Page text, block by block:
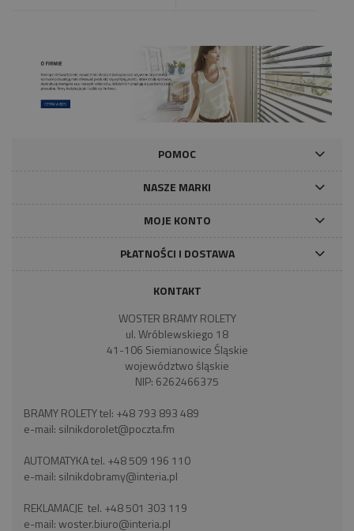
POMOC
NASZE MARKI
MOJE KONTO
PŁATNOŚCI I DOSTAWA
KONTAKT
WOSTER BRAMY ROLETY
ul. Wróblewskiego 18
41-106 Siemianowice Śląskie
województwo śląskie
NIP: 6262466375
BRAMY ROLETY tel: +48 793 893 489
e-mail: silnikdorolet@poczta.fm
AUTOMATYKA tel. +48 509 196 110
e-mail: silnikdobramy@interia.pl
REKLAMACJE tel. +48 501 303 119
e-mail:woster.biuro@interia.pl